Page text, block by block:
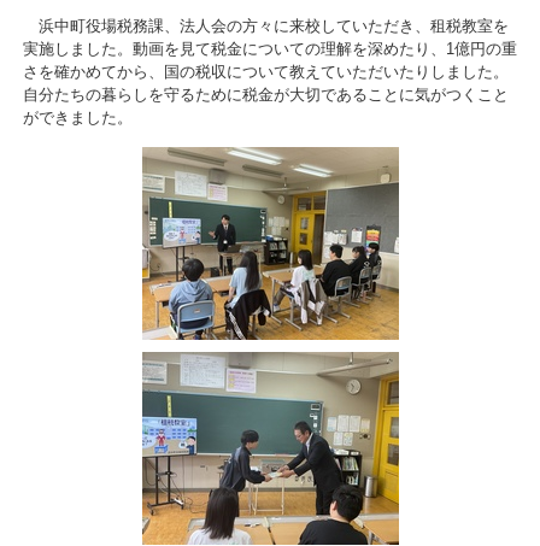
浜中町役場税務課、法人会の方々に来校していただき、租税教室を
実施しました。動画を見て税金についての理解を深めたり、1億円の重
さを確かめてから、国の税収について教えていただいたりしました。
自分たちの暮らしを守るために税金が大切であることに気がつくこと
ができました。